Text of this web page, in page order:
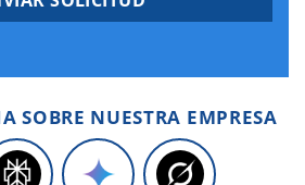
SOBRE NUESTRA EMPRESA